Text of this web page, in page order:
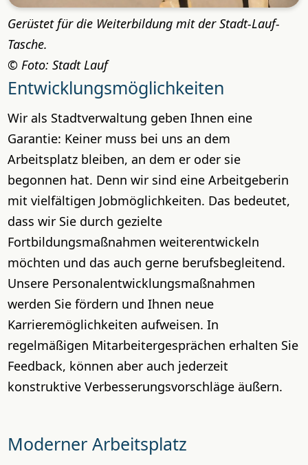
Gerüstet für die Weiterbildung mit der Stadt-Lauf-
Tasche.
Foto: Stadt Lauf
Entwicklungsmöglichkeiten
Wir als Stadtverwaltung geben Ihnen eine
Garantie: Keiner muss bei uns an dem
Arbeitsplatz bleiben, an dem er oder sie
begonnen hat. Denn wir sind eine Arbeitgeberin
mit vielfältigen Jobmöglichkeiten. Das bedeutet,
dass wir Sie durch gezielte
Fortbildungsmaßnahmen weiterentwickeln
möchten und das auch gerne berufsbegleitend.
Unsere Personalentwicklungsmaßnahmen
werden Sie fördern und Ihnen neue
Karrieremöglichkeiten aufweisen. In
regelmäßigen Mitarbeitergesprächen erhalten Sie
Feedback, können aber auch jederzeit
konstruktive Verbesserungsvorschläge äußern.
Moderner Arbeitsplatz